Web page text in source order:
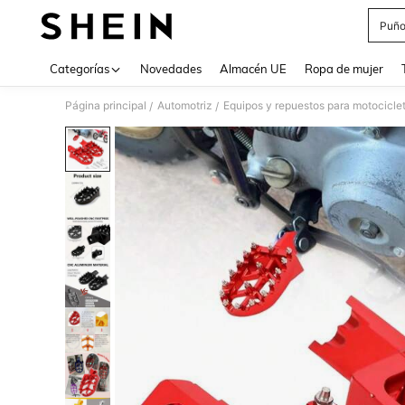
Categorías Novedades Almacén UE Ropa de mujer
Página principal / Automotriz / Equipos y repuestos para